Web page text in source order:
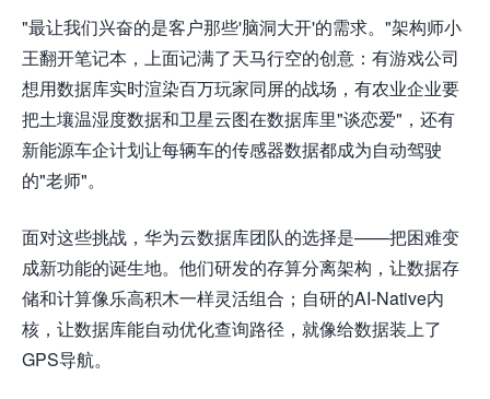
"最让我们兴奋的是客户那些'脑洞大开'的需求。"架构师小
王翻开笔记本，上面记满了天马行空的创意：有游戏公司
想用数据库实时渲染百万玩家同屏的战场，有农业企业要
把土壤温湿度数据和卫星云图在数据库里"谈恋爱"，还有
新能源车企计划让每辆车的传感器数据都成为自动驾驶
的"老师"。
面对这些挑战，华为云数据库团队的选择是——把困难变
成新功能的诞生地。他们研发的存算分离架构，让数据存
储和计算像乐高积木一样灵活组合；自研的AI-Native内
核，让数据库能自动优化查询路径，就像给数据装上了
GPS导航。